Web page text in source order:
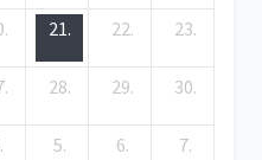
21. 22. 23.
28. 29. 30.
5. 6. 7.